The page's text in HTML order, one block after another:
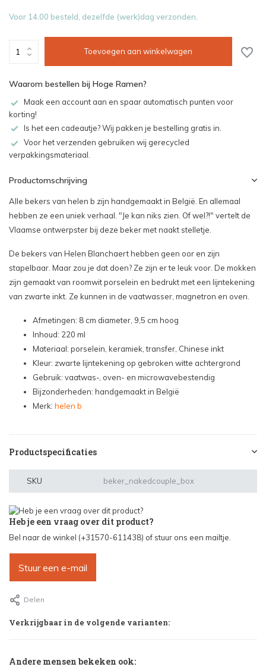
Voor 14.00 besteld, dezelfde (werk)dag verzonden.
Toevoegen aan winkelwagen
Waarom bestellen bij Hoge Ramen?
Maak een account aan en spaar automatisch punten voor
korting!
Is het een cadeautje? Wij pakken je bestelling gratis in.
Voor het verzenden gebruiken wij gerecycled
verpakkingsmateriaal.
Productomschrijving
Alle bekers van helen b zijn handgemaakt in België. En allemaal
hebben ze een uniek verhaal. "Je kan niks zien. Of wel?!" vertelt de
Vlaamse ontwerpster bij deze beker met naakt stelletje.
De bekers van Helen Blanchaert hebben geen oor en zijn
stapelbaar. Maar zou je dat doen? Ze zijn er te leuk voor. De mokken
zijn gemaakt van roomwit porselein en bedrukt met een lijntekening
van zwarte inkt. Ze kunnen in de vaatwasser, magnetron en oven.
Afmetingen: 8 cm diameter, 9,5 cm hoog
Inhoud: 220 ml
Materiaal: porselein, keramiek, transfer, Chinese inkt
Kleur: zwarte lijntekening op gebroken witte achtergrond
Gebruik: vaatwas-, oven- en microwavebestendig
Bijzonderheden: handgemaakt in België
Merk: helen b
Productspecificaties
SKU beker_nakedcouple_box
Heb je een vraag over dit product?
Bel naar de winkel (+31570-611438) of stuur ons een mailtje.
Stuur een e-mail
Delen
Verkrijgbaar in de volgende varianten:
Andere mensen bekeken ook: